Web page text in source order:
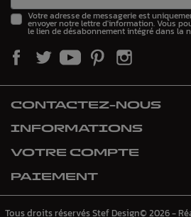
Votre adresse de messagerie est
envoyer notre lettre d'information. Vous
le lien de désabonnement intégré dans la
CONTACTEZ-NOUS
INFORMATIONS
VOTRE COMPTE
PAIEMENT
Tous droits réservés Stef Design© 2026 -